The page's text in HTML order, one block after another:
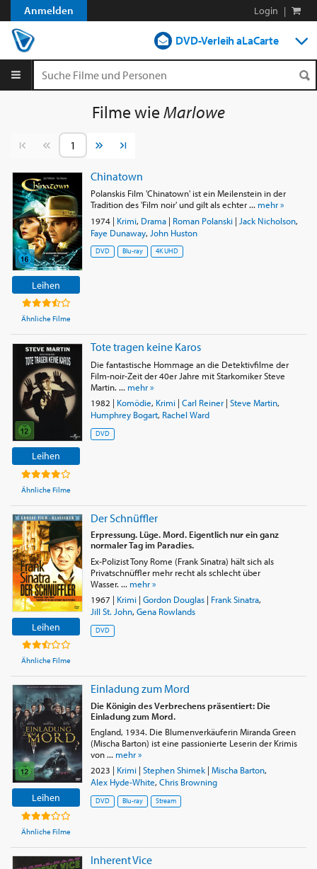
Anmelden Login |
DVD-Verleih aLaCarte
Streamen
Filme wieMarlowe
Vorherige SeiteNächste Seite
Leihen
Ähnliche Filme
Chinatown
Polanskis Film 'Chinatown' ist ein Meilenstein in der
Tradition des 'Film noir' und gilt als echter ... mehr »
1974| Krimi, Drama| Roman Polanski| Jack Nicholson,
Faye Dunaway, John Huston
DVD Blu-ray 4K UHD
Leihen
Ähnliche Filme
Tote tragen keine Karos
Die fantastische Hommage an die Detektivfilme der
Film-noir-Zeit der 40er Jahre mit Starkomiker Steve
Martin. ... mehr »
1982 | Komödie, Krimi| Carl Reiner| Steve Martin,
Humphrey Bogart, Rachel Ward
DVD
Leihen
Ähnliche Filme
Der Schnüffler
Erpressung. Lüge. Mord. Eigentlich nur ein ganz
normaler Tag im Paradies.
Ex-Polizist Tony Rome (Frank Sinatra) hält sich als
Privatschnüffler mehr recht als schlecht über
Wasser. ... mehr »
1967 | Krimi| Gordon Douglas| Frank Sinatra,
Jill St. John, Gena Rowlands
DVD
Leihen
Ähnliche Filme
Einladung zum Mord
Die Königin des Verbrechens präsentiert: Die
Einladung zum Mord.
England, 1934. Die Blumenverkäuferin Miranda Green
(Mischa Barton) ist eine passionierte Leserin der Krimis
von ... mehr »
2023 | Krimi| Stephen Shimek| Mischa Barton,
Alex Hyde-White, Chris Browning
DVD Blu-ray Stream
Inherent Vice